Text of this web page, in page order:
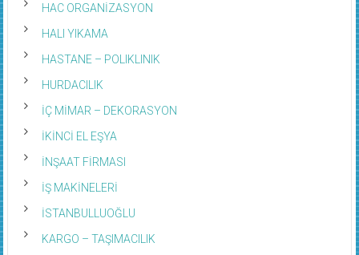
HAC ORGANİZASYON
HALI YIKAMA
HASTANE – POLIKLINIK
HURDACILIK
İÇ MİMAR – DEKORASYON
İKİNCİ EL EŞYA
İNŞAAT FİRMASI
İŞ MAKİNELERİ
İSTANBULLUOĞLU
KARGO – TAŞIMACILIK